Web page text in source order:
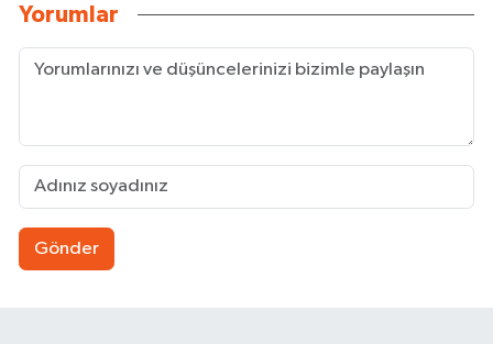
Yorumlar
Gönder